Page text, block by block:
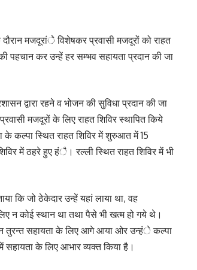
मजदूरांे विशेषकर प्रवासी मजदूरों को राहत
पहचान कर उन्हें हर सम्भव सहायता प्रदान की जा
द्वारा रहने व भोजन की सुविधा प्रदान की जा
मजदूरों के लिए राहत शिविर स्थापित किये
के कल्पा स्थित राहत शिविर में शुरुआत में 15
में ठहरे हुए हंै। रल्ली स्थित राहत शिविर में भी
कि जो ठेकेदार उन्हें यहां लाया था, वह
न कोई स्थान था तथा पैसे भी खत्म हो गये थे।
तुरन्त सहायता के लिए आगे आया ओर उन्हंे कल्पा
सहायता के लिए आभार व्यक्त किया है।